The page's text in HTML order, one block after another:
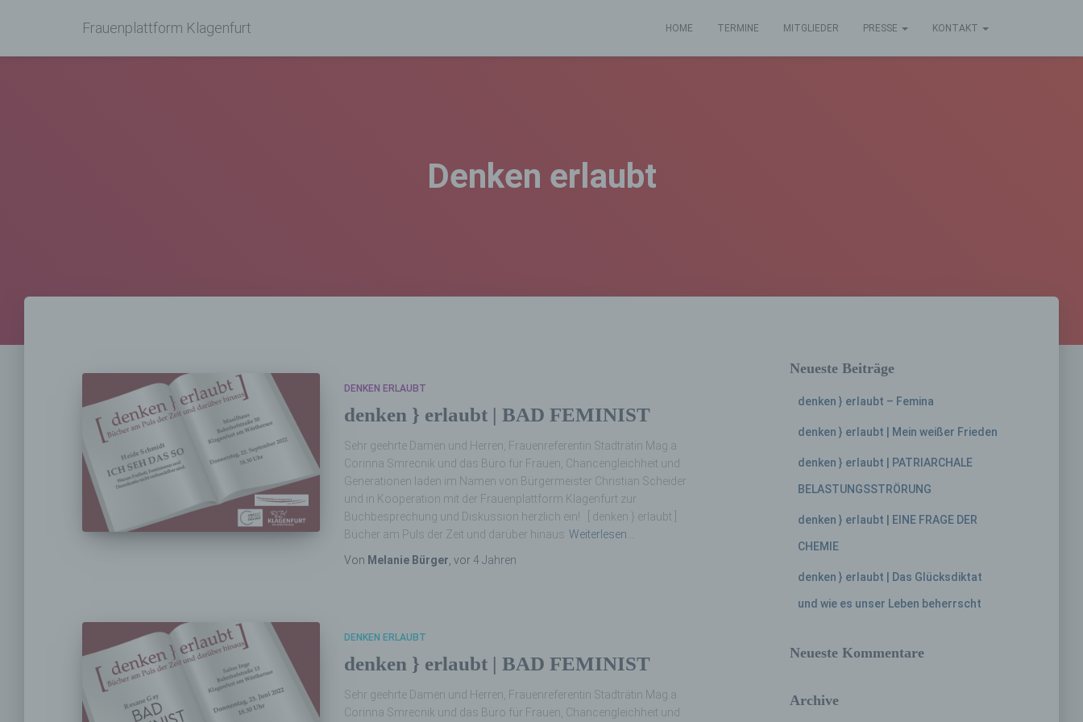
Frauenplattform Klagenfurt HOME TERMINE MITGLIEDER PRESSE KONTAKT
Denken erlaubt
DENKEN ERLAUBT
denken } erlaubt | BAD FEMINIST
Sehr geehrte Damen und Herren, Frauenreferentin Stadträtin Mag.a
Corinna Smrecnik und das Büro für Frauen, Chancengleichheit und
Generationen laden im Namen von Bürgermeister Christian Scheider
und in Kooperation mit der Frauenplattform Klagenfurt zur
Buchbesprechung und Diskussion herzlich ein! [ denken } erlaubt ]
Bücher am Puls der Zeit und darüber hinaus Weiterlesen…
Von Melanie Bürger , vor 4 Jahren
DENKEN ERLAUBT
denken } erlaubt | BAD FEMINIST
Sehr geehrte Damen und Herren, Frauenreferentin Stadträtin Mag.a
Corinna Smrecnik und das Büro für Frauen, Chancengleichheit und
Neueste Beiträge
denken } erlaubt – Femina
denken } erlaubt | Mein weißer Frieden
denken } erlaubt | PATRIARCHALE
BELASTUNGSSTRÖRUNG
denken } erlaubt | EINE FRAGE DER
CHEMIE
denken } erlaubt | Das Glücksdiktat
und wie es unser Leben beherrscht
Neueste Kommentare
Archive